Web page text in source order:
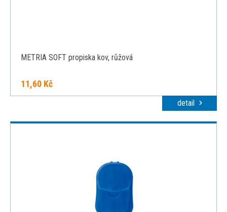
METRIA SOFT propiska kov, růžová
11,60 Kč
detail